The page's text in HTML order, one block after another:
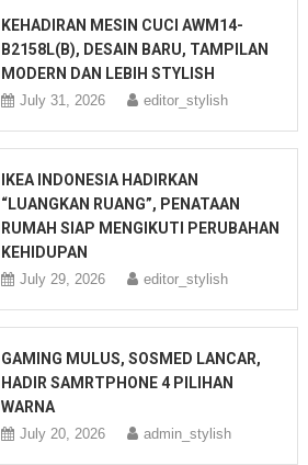
KEHADIRAN MESIN CUCI AWM14-
B2158L(B), DESAIN BARU, TAMPILAN
MODERN DAN LEBIH STYLISH
July 31, 2026 editor_stylish
IKEA INDONESIA HADIRKAN
“LUANGKAN RUANG”, PENATAAN
RUMAH SIAP MENGIKUTI PERUBAHAN
KEHIDUPAN
July 29, 2026 editor_stylish
GAMING MULUS, SOSMED LANCAR,
HADIR SAMRTPHONE 4 PILIHAN
WARNA
July 20, 2026 admin_stylish